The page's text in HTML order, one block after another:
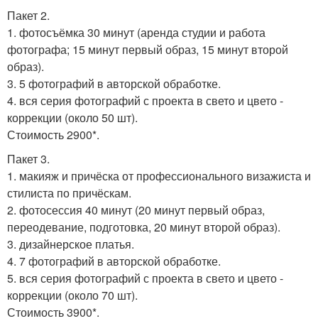
Пакет 2.
1. фотосъёмка 30 минут (аренда студии и работа
фотографа; 15 минут первый образ, 15 минут второй
образ).
3. 5 фотографий в авторской обработке.
4. вся серия фотографий с проекта в свето и цвето -
коррекции (около 50 шт).
Стоимость 2900*.
Пакет 3.
1. макияж и причёска от профессионального визажиста и
стилиста по причёскам.
2. фотосессия 40 минут (20 минут первый образ,
переодевание, подготовка, 20 минут второй образ).
3. дизайнерское платья.
4. 7 фотографий в авторской обработке.
5. вся серия фотографий с проекта в свето и цвето -
коррекции (около 70 шт).
Стоимость 3900*.